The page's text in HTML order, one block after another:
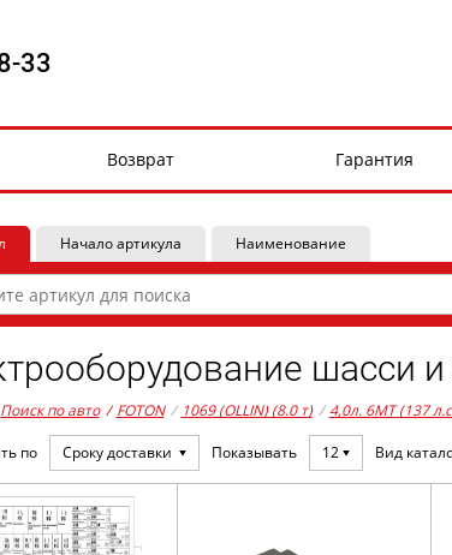
33
Возврат Гарантия
Начало артикула Наименование
шасси
Поиск по авто / FOTON / 1069 (OLLIN) (8.0 т) / 4,0л. 6MT (137
по Сроку доставки Показывать 12 Вид